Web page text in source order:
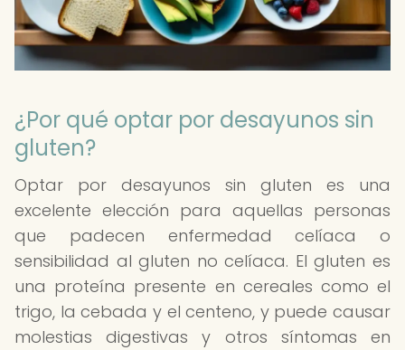
¿Por qué optar por desayunos sin
gluten?
Optar por desayunos sin gluten es una
excelente elección para aquellas personas
que padecen enfermedad celíaca o
sensibilidad al gluten no celíaca. El gluten es
una proteína presente en cereales como el
trigo, la cebada y el centeno, y puede causar
molestias digestivas y otros síntomas en